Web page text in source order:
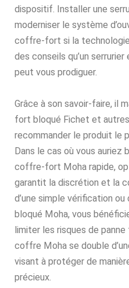
dispositif. Installer une
moderniser le système
coffre-fort si la
des conseils qu’un
peut vous prodiguer.
Grâce à son savoir-faire, il
fort bloqué Fichet et
recommander le produit le
Dans le cas où vous auriez
coffre-fort Moha rapide,
garantit la discrétion et la
d’une simple vérification ou
bloqué Moha, vous
limiter les risques de
coffre Moha se double
visant à protéger de
précieux.